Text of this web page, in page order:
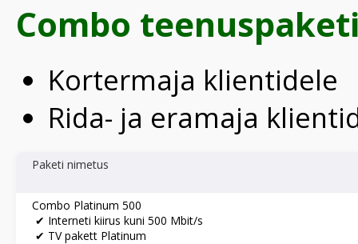
Combo
Kortermaja klientidele
Rida- ja eramaja
Paketi nimetus
Combo Platinum 500
✔ Interneti kiirus kuni 500 Mbit/s
✔ TV pakett Platinum